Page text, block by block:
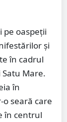
pe oaspeții
și
în cadrul
Mare.
în
seară care
în centrul